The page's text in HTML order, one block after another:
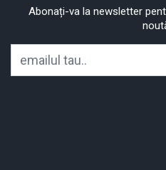
Abonați-va la newsletter